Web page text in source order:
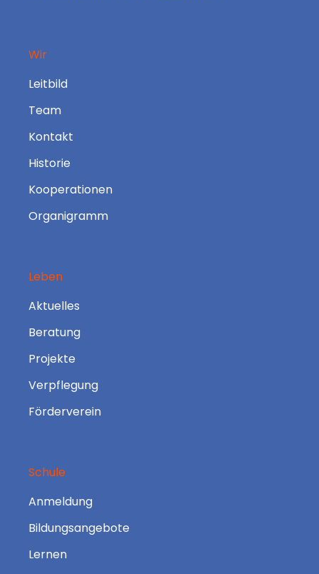
Wir
Leitbild
Team
Kontakt
Historie
Kooperationen
Organigramm
Leben
Aktuelles
Beratung
Projekte
Verpflegung
Förderverein
Schule
Anmeldung
Bildungsangebote
Lernen